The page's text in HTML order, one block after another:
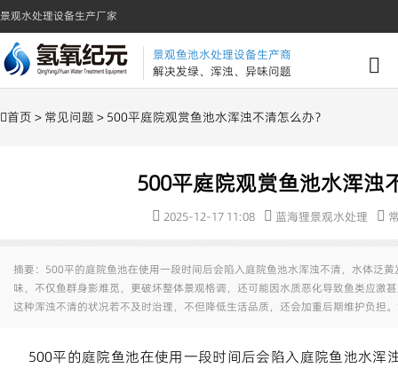
景观水处理设备生产厂家
景观鱼池水处理设备生产商
解决发绿、浑浊、异味问题
首页 > 常见问题 > 500平庭院观赏鱼池水浑浊不清怎么办？
500平庭院观赏鱼池水浑浊
2025-12-17 11:08 蓝海狸景观水处理
摘要：500平的庭院鱼池在使用一段时间后会陷入庭院鱼池水浑浊不清，水体泛
味，不仅鱼群身影难觅，更破坏整体景观格调，还可能因水质恶化导致鱼类应激
这种浑浊不清的状况若不及时治理，不但降低生活品质，还会加重后期维护负担
500平的庭院鱼池在使用一段时间后会陷入庭院鱼池水浑